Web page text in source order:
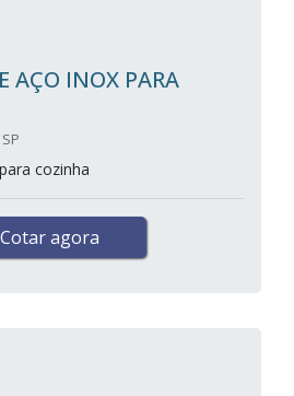
AÇO INOX PARA
cozinha
Cotar agora